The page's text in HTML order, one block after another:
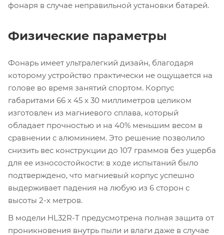
фонаря в случае неправильной установки батарей.
Физические параметры
Фонарь имеет ультралегкий дизайн, благодаря
которому устройство практически не ощущается на
голове во время занятий спортом. Корпус
габаритами 66 х 45 х 30 миллиметров целиком
изготовлен из магниевого сплава, который
обладает прочностью и на 40% меньшим весом в
сравнении с алюминием. Это решение позволило
снизить вес конструкции до 107 граммов без ущерба
для ее износостойкости: в ходе испытаний было
подтверждено, что магниевый корпус успешно
выдерживает падения на любую из 6 сторон с
высоты 2-х метров.
В модели HL32R-T предусмотрена полная защита от
проникновения внутрь пыли и влаги даже в случае